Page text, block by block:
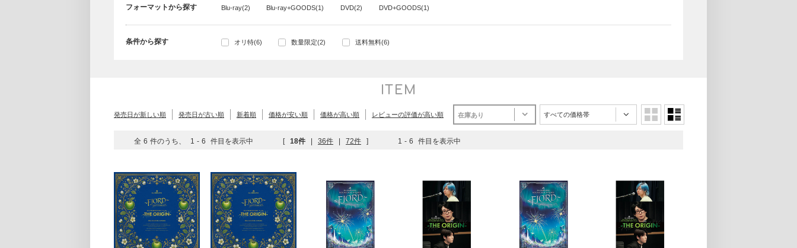
フォーマットから探す Blu-ray(2) Blu-ray+GOODS(1) DVD(2) DVD+GOODS(1)
条件から探す オリ特(6) 数量限定(2) 送料無料(6)
ITEM
発売日が新しい順 発売日が古い順 新着順 価格が安い順 価格が高い順 レビューの評価が高い順 在庫あり すべての価格帯
全 6 件のうち、 1 - 6 件目を表示中 [ 18件 | 36件 | 72件 ] 1 - 6 件目を表示中